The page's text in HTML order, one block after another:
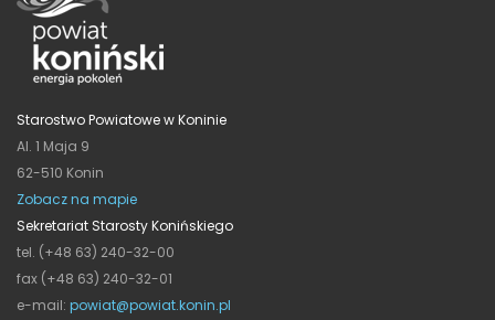
Starostwo Powiatowe w Koninie
Al. 1 Maja 9
62-510 Konin
Zobacz na mapie
Sekretariat Starosty Konińskiego
tel. (+48 63) 240-32-00
fax (+48 63) 240-32-01
e-mail: powiat@powiat.konin.pl